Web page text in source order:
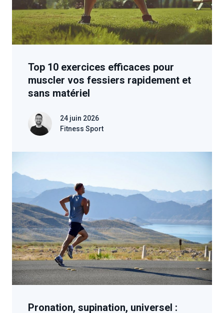
Top 10 exercices efficaces pour
muscler vos fessiers rapidement et
sans matériel
24 juin 2026
Fitness Sport
Pronation, supination, universel :